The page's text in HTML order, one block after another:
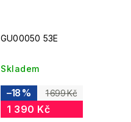
GU00050 53E
Skladem
1 699 Kč
–18 %
1 390 Kč